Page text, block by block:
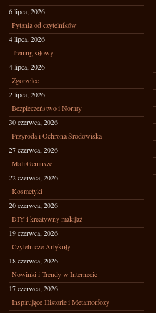
6 lipca, 2026
Pytania od czytelników
4 lipca, 2026
Trening siłowy
4 lipca, 2026
Zgorzelec
2 lipca, 2026
Bezpieczeństwo i Normy
30 czerwca, 2026
Przyroda i Ochrona Środowiska
27 czerwca, 2026
Mali Geniusze
22 czerwca, 2026
Kosmetyki
20 czerwca, 2026
DIY i kreatywny makijaż
19 czerwca, 2026
Czytelnicze Artykuły
18 czerwca, 2026
Nowinki i Trendy w Internecie
17 czerwca, 2026
Inspirujące Historie i Metamorfozy